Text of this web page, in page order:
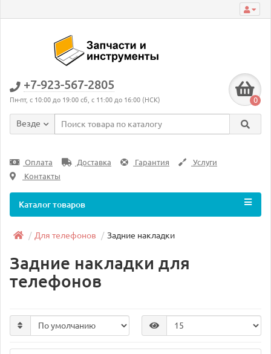
+7-923-567-2805
Пн-пт, с 10:00 до 19:00 сб, с 11:00 до 16:00 (НСК) 0
Везде
Оплата Доставка Гарантия
Услуги
Контакты
Каталог товаров
Для телефонов Задние накладки
Задние накладки для
телефонов